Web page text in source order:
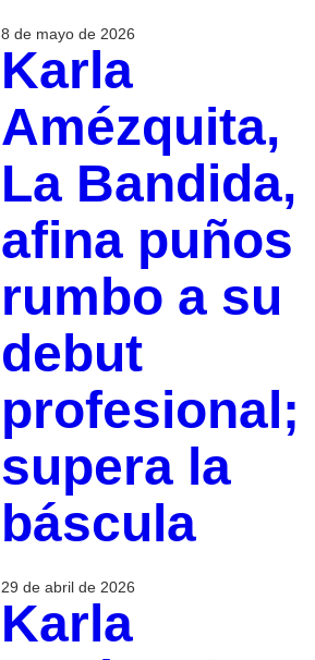
8 de mayo de 2026
Karla
Amézquita,
La Bandida,
afina puños
rumbo a su
debut
profesional;
supera la
báscula
29 de abril de 2026
Karla